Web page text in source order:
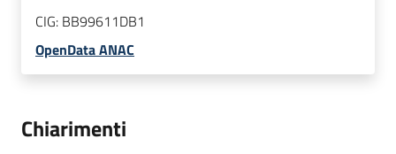
CIG: BB99611DB1
OpenData ANAC
Chiarimenti